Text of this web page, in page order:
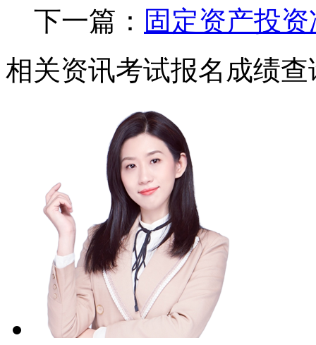
下一篇： 固定资产投
相关资讯考试报名 成绩查